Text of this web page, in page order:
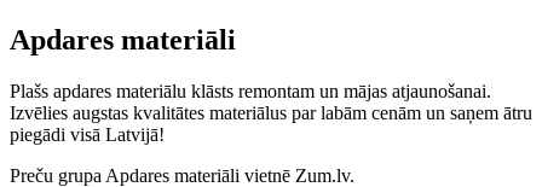
Apdares materiāli
Plašs apdares materiālu klāsts remontam un mājas atjaunošanai.
Izvēlies augstas kvalitātes materiālus par labām cenām un saņem ātru
piegādi visā Latvijā!
Preču grupa Apdares materiāli vietnē Zum.lv.